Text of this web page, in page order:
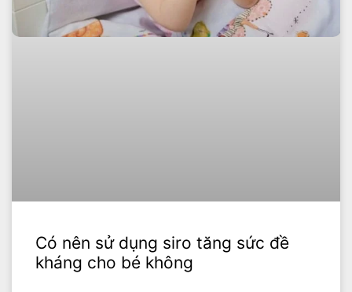
Có nên sử dụng siro tăng sức đề
kháng cho bé không